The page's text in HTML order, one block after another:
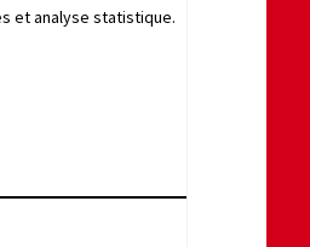
et analyse statistique.